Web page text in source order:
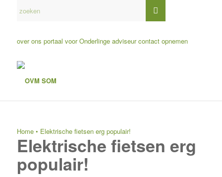
over ons portaal voor Onderlinge adviseur contact opnemen
Home• Elektrische fietsen erg populair!
Elektrische fietsen erg
populair!